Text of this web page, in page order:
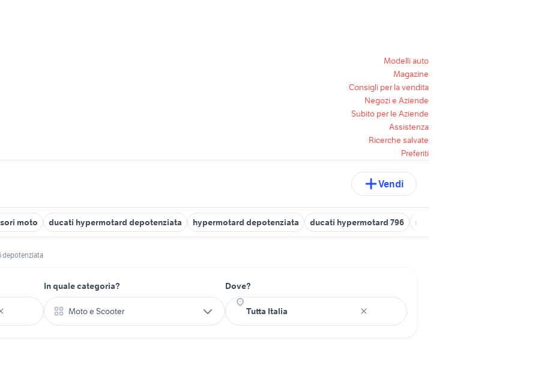
Modelli auto
Magazine
Consigli per la vendita
Negozi e Aziende
Subito per le Aziende
Assistenza
Ricerche salvate
Preferiti
Vendi
moto ducati hypermotard depotenziata hypermotard depotenziata ducati hypermotard 796 moto Ducati Monster 796
depotenziata
In quale categoria?
Moto e Scooter
Dove?